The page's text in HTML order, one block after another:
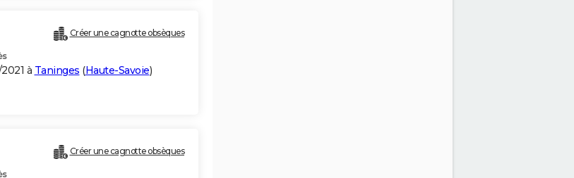
Créer une cagnotte obsèques
2021 à Taninges (Haute-Savoie)
Créer une cagnotte obsèques